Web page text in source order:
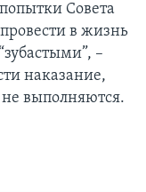
Совета
в жизнь
–
наказание,
выполняются.